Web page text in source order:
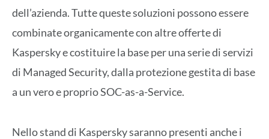
dell’azienda. Tutte queste soluzioni possono essere
combinate organicamente con altre offerte di
Kaspersky e costituire la base per una serie di servizi
di Managed Security, dalla protezione gestita di base
a un vero e proprio SOC-as-a-Service.
Nello stand di Kaspersky saranno presenti anche i